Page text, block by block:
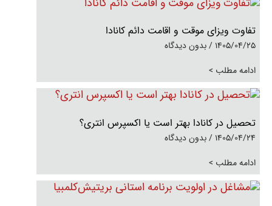
تفاوت ویزای موقت و اقامت دائم کانادا
1405/04/25
بدون دیدگاه
ادامه مطلب >
تحصیل در کانادا بهتر است یا اکسپرس انتری؟
1405/04/24
بدون دیدگاه
ادامه مطلب >